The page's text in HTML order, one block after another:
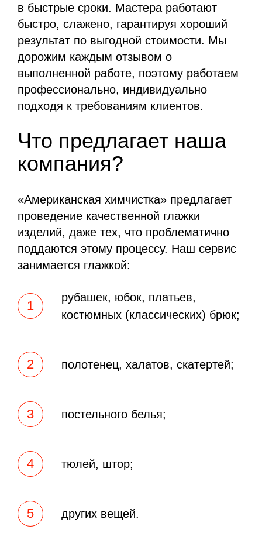
в быстрые сроки. Мастера работают
быстро, слажено, гарантируя хороший
результат по выгодной стоимости. Мы
дорожим каждым отзывом о
выполненной работе, поэтому работаем
профессионально, индивидуально
подходя к требованиям клиентов.
Что предлагает наша
компания?
«Американская химчистка» предлагает
проведение качественной глажки
изделий, даже тех, что проблематично
поддаются этому процессу. Наш сервис
занимается глажкой:
рубашек, юбок, платьев,
костюмных (классических) брюк;
полотенец, халатов, скатертей;
постельного белья;
тюлей, штор;
других вещей.